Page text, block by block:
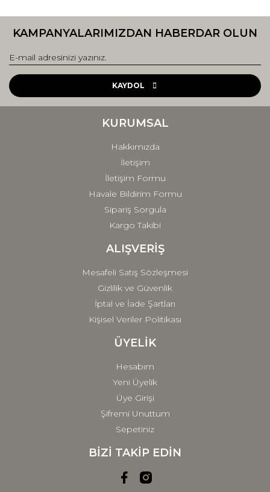
KAMPANYALARIMIZDAN HABERDAR OLUN
KAYDOL
KURUMSAL
Hakkımızda
İletişim
İletişim Formu
Havale Bildirim Formu
Sipariş Sorgula
Kargo Takibi
ALIŞVERİŞ
Mesafeli Satış Sözleşmesi
Gizlilik ve Güvenlik
İptal ve İade Şartları
Kişisel Veriler Politikası
ÜYELİK
Hesabım
Yeni Üyelik
Üye Girişi
Şifremi Unuttum
Sepetiniz
BİZİ TAKİP EDİN